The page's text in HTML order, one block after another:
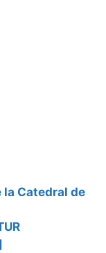
la Catedral de